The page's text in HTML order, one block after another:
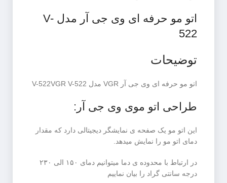
اتو مو حرفه ای وی جی آر مدل V-
522
توضیحات
اتو مو حرفه ای وی جی آر VGR مدل V-522VGR V-522
طراحی اتو موی وی جی آر:
این اتو مو یک صفحه ی نمایشگر دیجیتالی دارد که مقدار
دمای اتو مو را نمایش میدهد.
در ارتباط با محدوده ی دما میتوانیم دمای ۱۵۰ الی ۲۳۰
درجه سانتی گراد را بیان نماییم